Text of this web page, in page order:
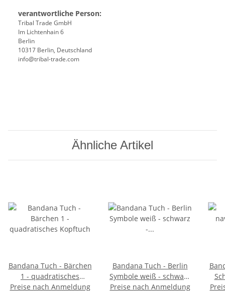
verantwortliche Person:
Tribal Trade GmbH
Im Lichtenhain 6
Berlin
10317 Berlin, Deutschland
info@tribal-trade.com
Ähnliche Artikel
Bandana Tuch - Bärchen
1 - quadratisches
Kopftuch
Preise nach Anmeldung
Bandana Tuch - Berlin
Symbole weiß - schwarz
- quadratisches
Preise nach Anmeldung